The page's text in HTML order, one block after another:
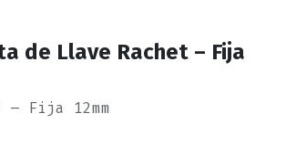
de Llave Rachet – Fija
– Fija 12mm